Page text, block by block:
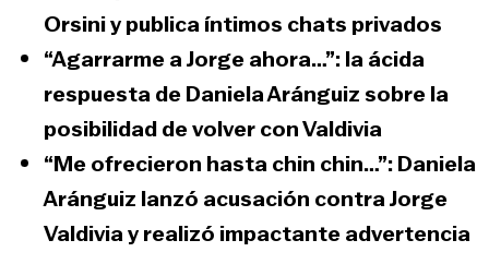
Orsini y publica íntimos chats privados
“Agarrarme a Jorge ahora…”: la ácida
respuesta de Daniela Aránguiz sobre la
posibilidad de volver con Valdivia
“Me ofrecieron hasta chin chin…”: Daniela
Aránguiz lanzó acusación contra Jorge
Valdivia y realizó impactante advertencia